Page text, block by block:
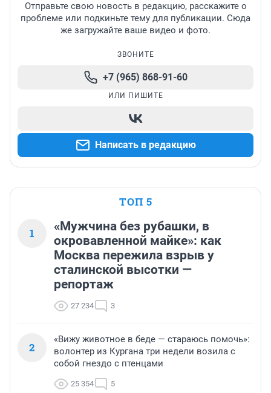
Отправьте свою новость в редакцию, расскажите о
проблеме или подкиньте тему для публикации. Сюда
же загружайте ваше видео и фото.
ЗВОНИТЕ
+7 (965) 868-91-60
ИЛИ ПИШИТЕ
Написать в редакцию
ТОП 5
1
«Мужчина без рубашки, в
окровавленной майке»: как
Москва пережила взрыв у
сталинской высотки —
репортаж
27 234 3
2
«Вижу животное в беде — стараюсь помочь»:
волонтер из Кургана три недели возила с
собой гнездо с птенцами
25 354 5